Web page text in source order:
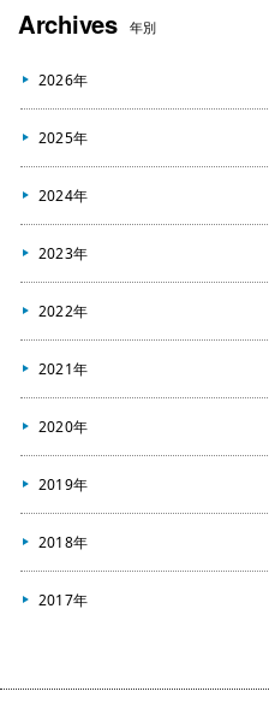
Archives 年別
2026年
2025年
2024年
2023年
2022年
2021年
2020年
2019年
2018年
2017年